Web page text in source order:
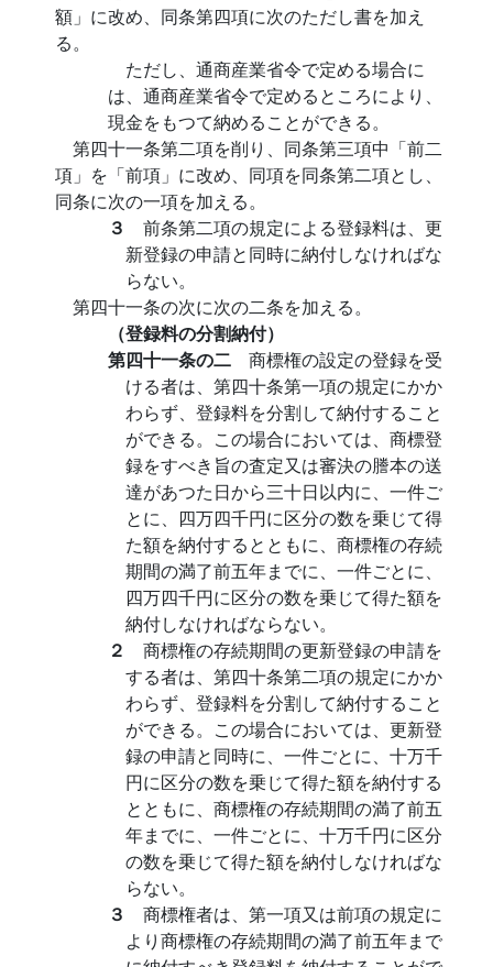
額」に改め、同条第四項に次のただし書を加え
る。
ただし、通商産業省令で定める場合に
は、通商産業省令で定めるところにより、
現金をもつて納めることができる。
第四十一条第二項を削り、同条第三項中「前二
項」を「前項」に改め、同項を同条第二項とし、
同条に次の一項を加える。
３ 前条第二項の規定による登録料は、更
新登録の申請と同時に納付しなければな
らない。
第四十一条の次に次の二条を加える。
（登録料の分割納付）
第四十一条の二 商標権の設定の登録を受
ける者は、第四十条第一項の規定にかか
わらず、登録料を分割して納付すること
ができる。この場合においては、商標登
録をすべき旨の査定又は審決の謄本の送
達があつた日から三十日以内に、一件ご
とに、四万四千円に区分の数を乗じて得
た額を納付するとともに、商標権の存続
期間の満了前五年までに、一件ごとに、
四万四千円に区分の数を乗じて得た額を
納付しなければならない。
２ 商標権の存続期間の更新登録の申請を
する者は、第四十条第二項の規定にかか
わらず、登録料を分割して納付すること
ができる。この場合においては、更新登
録の申請と同時に、一件ごとに、十万千
円に区分の数を乗じて得た額を納付する
とともに、商標権の存続期間の満了前五
年までに、一件ごとに、十万千円に区分
の数を乗じて得た額を納付しなければな
らない。
３ 商標権者は、第一項又は前項の規定に
より商標権の存続期間の満了前五年まで